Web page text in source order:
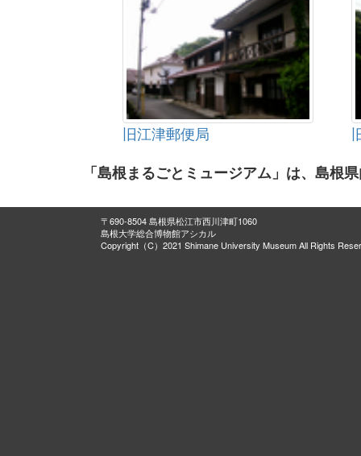
旧江津郵便局
「島根まるごとミュージアム」は、島根
〒690-8504 島根県松江市西川津町1060
島根大学総合博物館アシカル
Copyright（C）2021 Shimane University Museum All Rights